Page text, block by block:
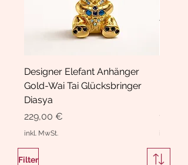
Designer Elefant Anhänger
Gold-Wai Tai Glücksbringer
Diasya
Preis
229,00 €
inkl. MwSt.
Preis
189,00
Filter